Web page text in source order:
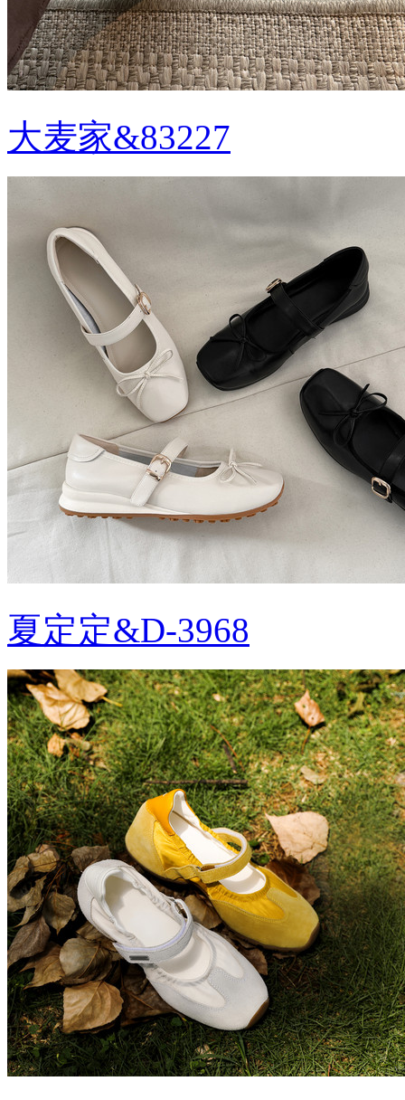
大麦家&83227
夏定定&D-3968